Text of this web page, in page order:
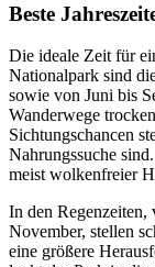
Beste
Die ideale Zeit für
Nationalpark sind
sowie von Juni bis
Wanderwege
Sichtungschancen
Nahrungssuche
meist wolkenfreier
In den
November, stellen
eine größere